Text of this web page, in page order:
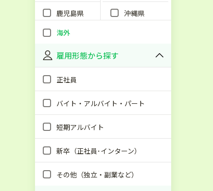
鹿児島県
沖縄県
海外
雇用形態から探す
正社員
バイト・アルバイト・パート
短期アルバイト
新卒（正社員･インターン）
その他（独立・副業など）